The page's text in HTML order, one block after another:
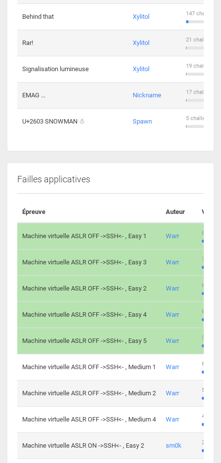
Behind that Xylitol 147
Rar! Xylitol 21
Signalisation lumineuse Xylitol 19
EMAG ... Nickname 17
U+2603 SNOWMAN ☃ Spawn 5 challengers
Failles applicatives
Épreuve Auteur
Machine virtuelle ASLR OFF ->SSH<- , Easy 1 Warr 801
Machine virtuelle ASLR OFF ->SSH<- , Easy 3 Warr 746
Machine virtuelle ASLR OFF ->SSH<- , Easy 2 Warr 681
Machine virtuelle ASLR OFF ->SSH<- , Easy 4 Warr 645
Machine virtuelle ASLR OFF ->SSH<- , Easy 5 Warr 561
Machine virtuelle ASLR OFF ->SSH<- , Medium 1 Warr 605
Machine virtuelle ASLR OFF ->SSH<- , Medium 2 Warr 509
Machine virtuelle ASLR OFF ->SSH<- , Medium 4 Warr 413
Machine virtuelle ASLR ON ->SSH<- , Easy 2 sm0k 247